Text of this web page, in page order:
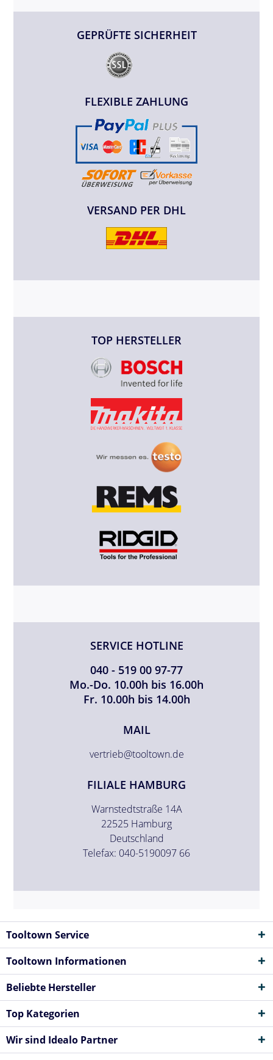
GEPRÜFTE SICHERHEIT
FLEXIBLE ZAHLUNG
VERSAND PER DHL
TOP HERSTELLER
SERVICE HOTLINE
040 - 519 00 97-77
Mo.-Do. 10.00h bis 16.00h
Fr. 10.00h bis 14.00h
MAIL
vertrieb@tooltown.de
FILIALE HAMBURG
Warnstedtstraße 14A
22525 Hamburg
Deutschland
Telefax: 040-5190097 66
Tooltown Service
Tooltown Informationen
Beliebte Hersteller
Top Kategorien
Wir sind Idealo Partner